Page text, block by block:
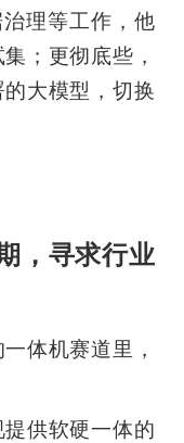
理等工作，他
；更彻底些，
大模型，切换
，寻求行业
体机赛道里，
供软硬一体的